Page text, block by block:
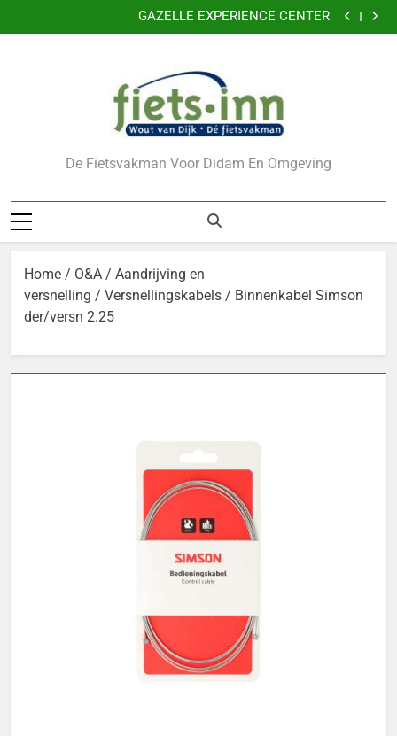
naar
VERKLEIN DE KANS OP DIEFSTAL VAN UW FIETS
CADEAUBONNEN
VERKLEIN DE KANS OP DIEFSTAL VAN UW FIETS
CADEAUBONNEN
De Fietsvakman Voor Didam En Omgeving
Home / O&A / Aandrijving en
versnelling / Versnellingskabels / Binnenkabel Simson
der/versn 2.25